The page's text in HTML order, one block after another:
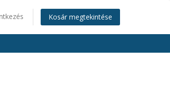
Kosár megtekintése